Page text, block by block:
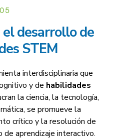
05
desarrollo de
STEM
interdisciplinaria que
y de habilidades
la ciencia, la tecnología,
se promueve la
crítico y la resolución de
aprendizaje interactivo.